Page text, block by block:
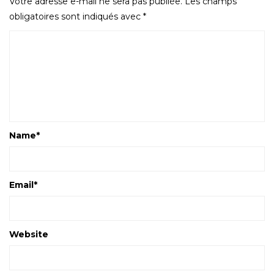
obligatoires sont indiqués avec *
Name*
Email*
Website